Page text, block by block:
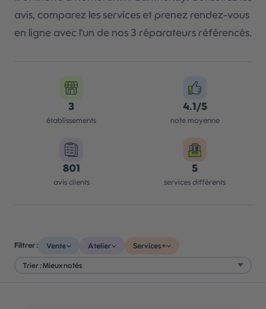
avis, comparez les services et prenez rendez-vous
en ligne avec l'un de nos 3 réparateurs référencés.
3
établissements
4.1/5
note moyenne
801
avis clients
5
services différents
Filtrer : Vente Atelier Services +